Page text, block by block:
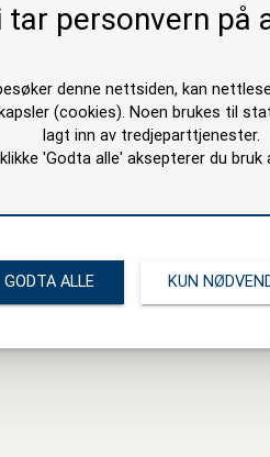
har som mål
raskest mulig
Stort
og dyktige,
lokalisert i
tar personvern på
denne nettsiden, kan
(cookies). Noen brukes til
lagt inn av tredjeparttjenester.
'Godta alle' aksepterer du bruk
GODTA ALLE KUN